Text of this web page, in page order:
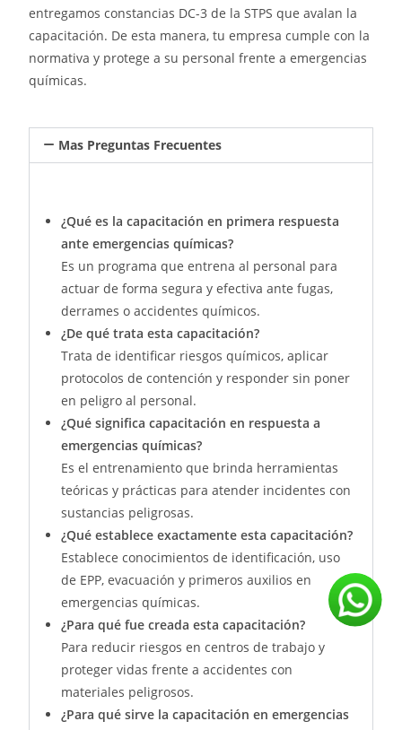
entregamos constancias DC-3 de la STPS que avalan la
capacitación. De esta manera, tu empresa cumple con la
normativa y protege a su personal frente a emergencias
químicas.
Mas Preguntas Frecuentes
¿Qué es la capacitación en primera respuesta
ante emergencias químicas?
Es un programa que entrena al personal para
actuar de forma segura y efectiva ante fugas,
derrames o accidentes químicos.
¿De qué trata esta capacitación?
Trata de identificar riesgos químicos, aplicar
protocolos de contención y responder sin poner
en peligro al personal.
¿Qué significa capacitación en respuesta a
emergencias químicas?
Es el entrenamiento que brinda herramientas
teóricas y prácticas para atender incidentes con
sustancias peligrosas.
¿Qué establece exactamente esta capacitación?
Establece conocimientos de identificación, uso
de EPP, evacuación y primeros auxilios en
emergencias químicas.
¿Para qué fue creada esta capacitación?
Para reducir riesgos en centros de trabajo y
proteger vidas frente a accidentes con
materiales peligrosos.
¿Para qué sirve la capacitación en emergencias